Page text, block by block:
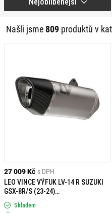
Našli jsme 809 produktů v
27 009 Kč s DPH
LEO VINCE VÝFUK LV-14 R SUZUKI
GSX-8R/S (23-24)
NEHOMOLOGOVANÝ
Skladem